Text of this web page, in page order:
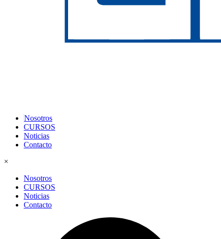
Nosotros
CURSOS
Noticias
Contacto
×
Nosotros
CURSOS
Noticias
Contacto